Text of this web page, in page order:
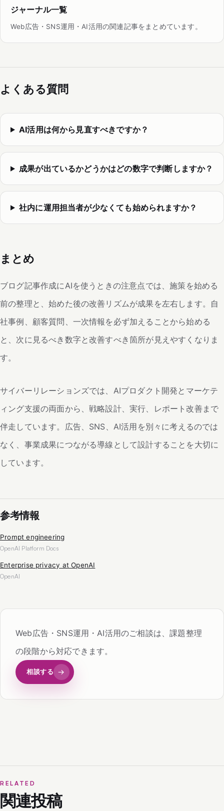
ジャーナル一覧
Web広告・SNS運用・AI活用の関連記事をまとめています。
よくある質問
AI活用は何から見直すべきですか？
成果が出ているかどうかはどの数字で判断しますか？
社内に運用担当者が少なくても始められますか？
まとめ
ブログ記事作成にAIを使うときの注意点では、施策を始める
前の整理と、始めた後の改善リズムが成果を左右します。自
社事例、顧客質問、一次情報を必ず加えることから始める
と、次に見るべき数字と改善すべき箇所が見えやすくなりま
す。
サイバーリレーションズでは、AIプロダクト開発とマーケテ
ィング支援の両面から、戦略設計、実行、レポート改善まで
伴走しています。広告、SNS、AI活用を別々に考えるのでは
なく、事業成果につながる導線として設計することを大切に
しています。
参考情報
Prompt engineering
OpenAI Platform Docs
Enterprise privacy at OpenAI
OpenAI
Web広告・SNS運用・AI活用のご相談は、課題整理
の段階から対応できます。
相談する →
RELATED
関連投稿